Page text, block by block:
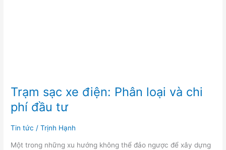
Trạm sạc xe điện: Phân loại và chi
phí đầu tư
Tin tức /Trịnh Hạnh
Một trong những xu hướng không thể đảo ngược để xây dựng